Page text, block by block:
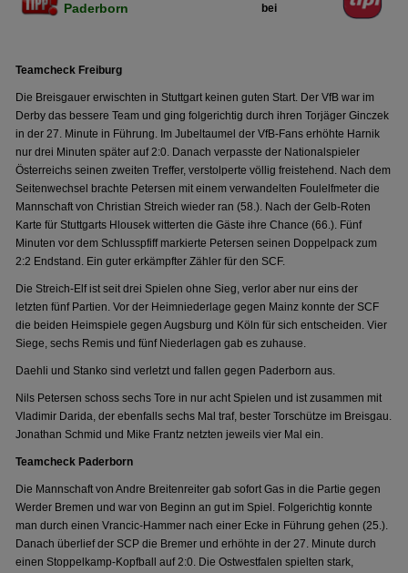
Paderborn
bei
Teamcheck Freiburg
Die Breisgauer erwischten in Stuttgart keinen guten Start. Der VfB war im
Derby das bessere Team und ging folgerichtig durch ihren Torjäger Ginczek
in der 27. Minute in Führung. Im Jubeltaumel der VfB-Fans erhöhte Harnik
nur drei Minuten später auf 2:0. Danach verpasste der Nationalspieler
Österreichs seinen zweiten Treffer, verstolperte völlig freistehend. Nach dem
Seitenwechsel brachte Petersen mit einem verwandelten Foulelfmeter die
Mannschaft von Christian Streich wieder ran (58.). Nach der Gelb-Roten
Karte für Stuttgarts Hlousek witterten die Gäste ihre Chance (66.). Fünf
Minuten vor dem Schlusspfiff markierte Petersen seinen Doppelpack zum
2:2 Endstand. Ein guter erkämpfter Zähler für den SCF.
Die Streich-Elf ist seit drei Spielen ohne Sieg, verlor aber nur eins der
letzten fünf Partien. Vor der Heimniederlage gegen Mainz konnte der SCF
die beiden Heimspiele gegen Augsburg und Köln für sich entscheiden. Vier
Siege, sechs Remis und fünf Niederlagen gab es zuhause.
Daehli und Stanko sind verletzt und fallen gegen Paderborn aus.
Nils Petersen schoss sechs Tore in nur acht Spielen und ist zusammen mit
Vladimir Darida, der ebenfalls sechs Mal traf, bester Torschütze im Breisgau.
Jonathan Schmid und Mike Frantz netzten jeweils vier Mal ein.
Teamcheck Paderborn
Die Mannschaft von Andre Breitenreiter gab sofort Gas in die Partie gegen
Werder Bremen und war von Beginn an gut im Spiel. Folgerichtig konnte
man durch einen Vrancic-Hammer nach einer Ecke in Führung gehen (25.).
Danach überlief der SCP die Bremer und erhöhte in der 27. Minute durch
einen Stoppelkamp-Kopfball auf 2:0. Die Ostwestfalen spielten stark,